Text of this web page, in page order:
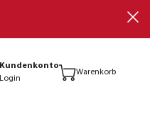
Kundenkonto
Login
Warenkorb